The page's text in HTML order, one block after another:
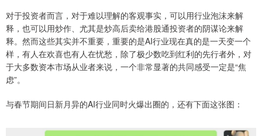
对于投资者而言，对于难以理解的客观事实，可以用行业泡沫来解
释，也可以用炒作、尤其是炒高后卖给港股通投资者的阴谋论来解
释。然而这些其实并不重要，重要的是AI行业现在真的是一天变一个
样，有人在欢喜也有人在忧愁，除了极少数吃到红利的先行者外，对
于大多数资本市场从业者来说，一个非常显著的共同感受一定是“焦
虑”。
与春节期间日新月异的AI行业同时火爆出圈的，还有下面这张图：